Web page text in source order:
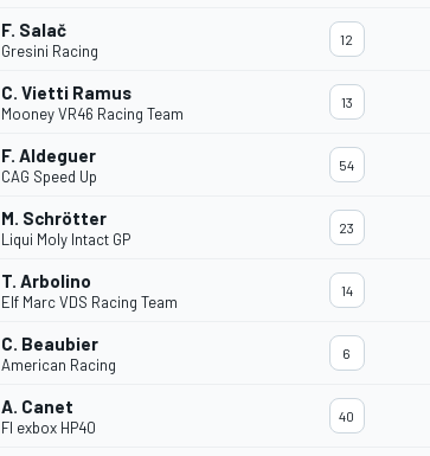
F. Salač
Gresini Racing
12
C. Vietti Ramus
Mooney VR46 Racing Team
13
F. Aldeguer
CAG Speed Up
54
M. Schrötter
Liqui Moly Intact GP
23
T. Arbolino
Elf Marc VDS Racing Team
14
C. Beaubier
American Racing
6
A. Canet
Fl exbox HP40
40